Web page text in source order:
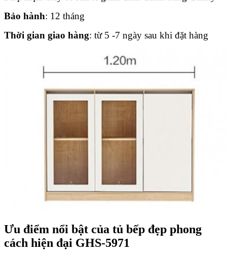
Bảo hành: 12 tháng
Thời gian giao hàng: từ 5 -7 ngày sau khi đặt hàng
Ưu điểm nổi bật của tủ bếp đẹp phong
cách hiện đại GHS-5971